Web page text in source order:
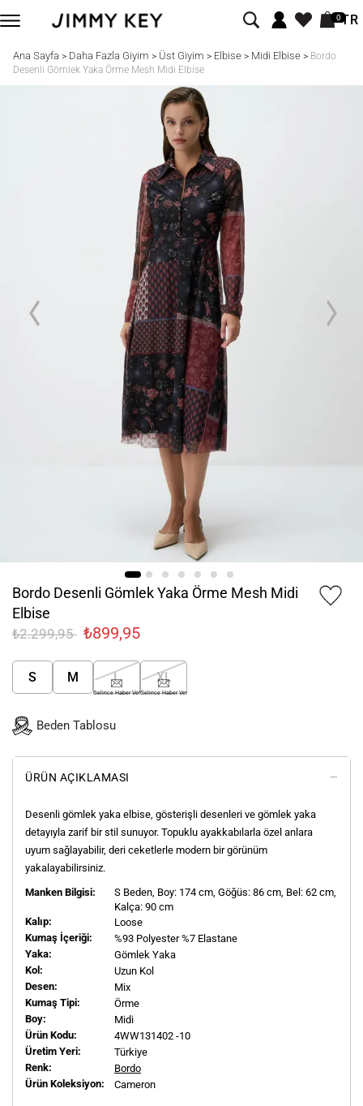
0TR
Ana Sayfa > Daha Fazla Giyim > Üst Giyim > Elbise> Midi Elbise> Bordo
Desenli Gömlek Yaka Örme Mesh Midi Elbise
Bordo Desenli Gömlek Yaka Örme Mesh Midi
Elbise
₺2.299,95 ₺899,95
S M L
Gelince Haber Ver
XL
Gelince Haber Ver
Beden Tablosu
ÜRÜN AÇIKLAMASI
Desenli gömlek yaka elbise, gösterişli desenleri ve gömlek yaka
detayıyla zarif bir stil sunuyor. Topuklu ayakkabılarla özel anlara
uyum sağlayabilir, deri ceketlerle modern bir görünüm
yakalayabilirsiniz.
Manken Bilgisi:
S Beden, Boy: 174 cm, Göğüs: 86 cm, Bel: 62 cm,
Kalça: 90 cm
Kalıp:
Loose
Kumaş İçeriği:
%93 Polyester %7 Elastane
Yaka:
Gömlek Yaka
Kol:
Uzun Kol
Desen:
Mix
Kumaş Tipi:
Örme
Boy:
Midi
Ürün Kodu:
4WW131402 -10
Üretim Yeri:
Türkiye
Renk:
Bordo
Ürün Koleksiyon:
Cameron